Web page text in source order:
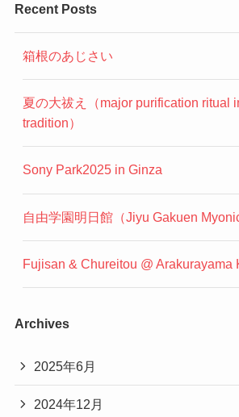
Recent Posts
箱根のあじさい
夏の大祓え（major purification ritual
tradition）
Sony Park2025 in Ginza
自由学園明日館（Jiyu Gakuen
Fujisan & Chureitou @ Arakurayama
Archives
2025年6月
2024年12月